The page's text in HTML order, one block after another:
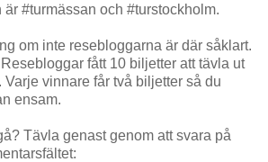
är #turmässan och #turstockholm.
om inte resebloggarna är där såklart.
fått 10 biljetter att tävla ut
Varje vinnare får två biljetter så du
ensam.
Tävla genast genom att svara på